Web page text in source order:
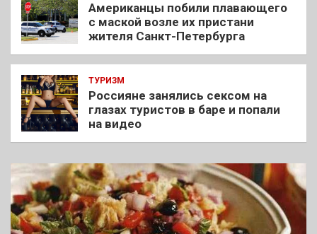
Американцы побили плавающего
с маской возле их пристани
жителя Санкт-Петербурга
ТУРИЗМ
Россияне занялись сексом на
глазах туристов в баре и попали
на видео